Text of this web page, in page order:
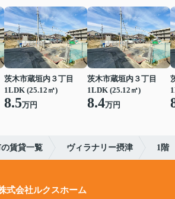
茨木市蔵垣内３丁目
1LDK (25.12㎡)
8.5万円
茨木市蔵垣内３丁目
1LDK (25.12㎡)
8.4万円
賃貸一覧 ヴィラナリー摂津 1階
式会社ルクスホーム